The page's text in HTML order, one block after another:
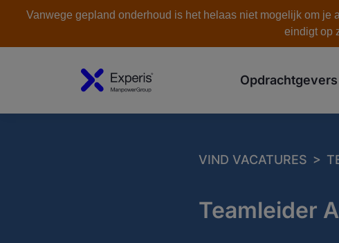
Vanwege gepland onderhoud is het helaas niet mogelijk om je
eindigt op
Opdrachtgevers
VIND VACATURES >
Teamleider